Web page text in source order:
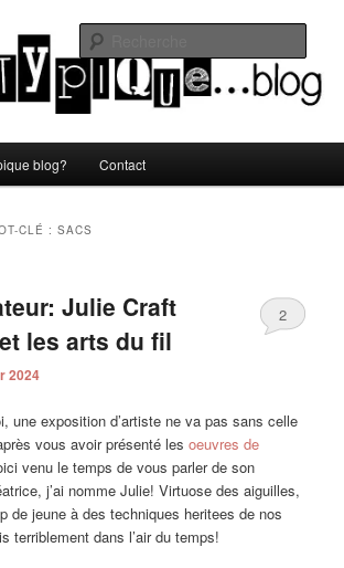
blog
blog? Contact
CLÉ :SACS
Julie Craft
les arts du fil
2024
2
une exposition d’artiste ne va pas sans celle
vous avoir présenté lesoeuvres de
venu le temps de vous parler de son
j’ai nomme Julie! Virtuose des aiguilles,
de jeune à des techniques heritees de nos
terriblement dans l’air du temps!